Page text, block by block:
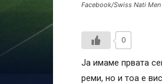
Facebook/Swiss Nati Men
0
Ја имаме првата
реми, но и тоа е